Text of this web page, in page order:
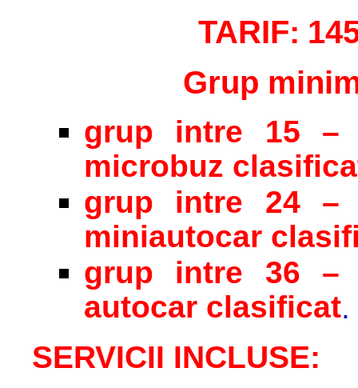
TARIF:
Grup
grup intre 15 –
microbuz
grup intre 24 –
miniautocar
grup intre 36 –
autocar clasificat.
SERVICII INCLUSE: